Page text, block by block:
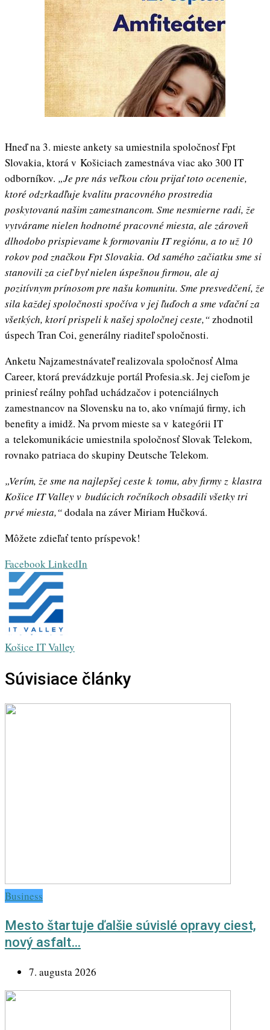
Hneď na 3. mieste ankety sa umiestnila spoločnosť Fpt
Slovakia, ktorá v Košiciach zamestnáva viac ako 300 IT
odborníkov. „Je pre nás veľkou cťou prijať toto ocenenie,
ktoré odzrkadľuje kvalitu pracovného prostredia
poskytovanú našim zamestnancom. Sme nesmierne radi, že
vytvárame nielen hodnotné pracovné miesta, ale zároveň
dlhodobo prispievame k formovaniu IT regiónu, a to už 10
rokov pod značkou Fpt Slovakia. Od samého začiatku sme si
stanovili za cieľ byť nielen úspešnou firmou, ale aj
pozitívnym prínosom pre našu komunitu. Sme presvedčení, že
sila každej spoločnosti spočíva v jej ľuďoch a sme vďační za
všetkých, ktorí prispeli k našej spoločnej ceste,“zhodnotil
úspech Tran Coi, generálny riaditeľ spoločnosti.
Anketu Najzamestnávateľ realizovala spoločnosť Alma
Career, ktorá prevádzkuje portál Profesia.sk. Jej cieľom je
priniesť reálny pohľad uchádzačov i potenciálnych
zamestnancov na Slovensku na to, ako vnímajú firmy, ich
benefity a imidž. Na prvom mieste sa v kategórii IT
a telekomunikácie umiestnila spoločnosť Slovak Telekom,
rovnako patriaca do skupiny Deutsche Telekom.
„Verím, že sme na najlepšej ceste k tomu, aby firmy z klastra
Košice IT Valley v budúcich ročníkoch obsadili všetky tri
prvé miesta,“dodala na záver Miriam Hučková.
Môžete zdieľať tento príspevok!
Facebook LinkedIn
Košice IT Valley
Súvisiace články
Business
Mesto štartuje ďalšie súvislé opravy ciest,
nový asfalt…
7. augusta 2026